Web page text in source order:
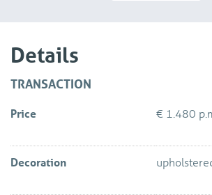
weten of u daadwerkelijk interesse
huren. Wij zullen uw verzoek aan de
voorleggen.
monumentaal pand, gelegen op de
Lichte woonkamer met grote ramen en
gracht. Huur is € 1.480,- per maand
Details
TRANSACTION
Price € 1.480
Decoration